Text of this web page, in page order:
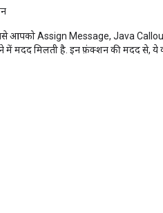
आपको Assign Message, Java
में मदद मिलती है. इन फ़ंक्शन की मदद से, ये